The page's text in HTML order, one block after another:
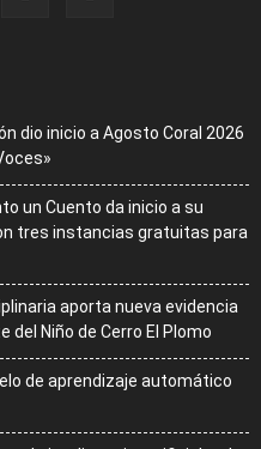
dio inicio a Agosto Coral 2026
un Cuento da inicio a su
tres instancias gratuitas para
aporta nueva evidencia
Niño de Cerro El Plomo
de aprendizaje automático